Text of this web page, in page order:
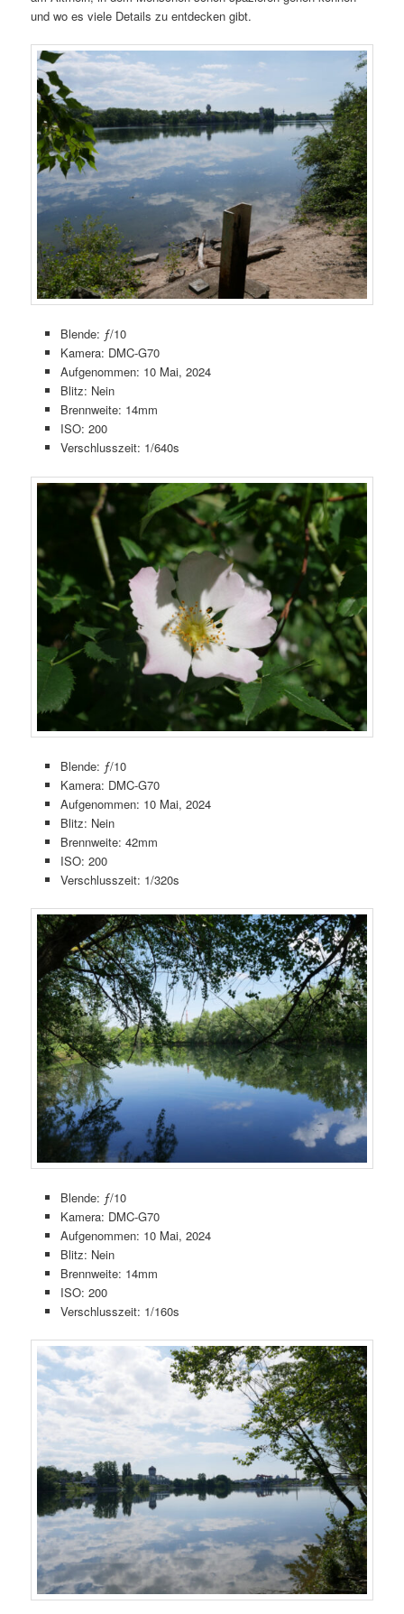
und wo es viele Details zu entdecken gibt.
Blende: ƒ/10
Kamera: DMC-G70
Aufgenommen: 10 Mai, 2024
Blitz: Nein
Brennweite: 14mm
ISO: 200
Verschlusszeit: 1/640s
Blende: ƒ/10
Kamera: DMC-G70
Aufgenommen: 10 Mai, 2024
Blitz: Nein
Brennweite: 42mm
ISO: 200
Verschlusszeit: 1/320s
Blende: ƒ/10
Kamera: DMC-G70
Aufgenommen: 10 Mai, 2024
Blitz: Nein
Brennweite: 14mm
ISO: 200
Verschlusszeit: 1/160s